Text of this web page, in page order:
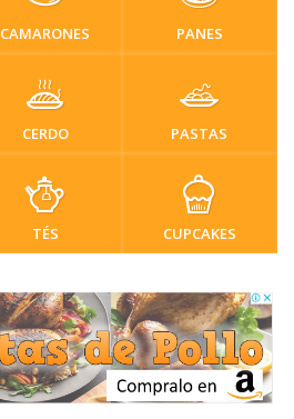
CAMARONES PANES
CERDO PASTAS
TÉS CUPCAKES